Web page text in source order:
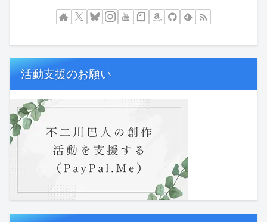
活動支援のお願い